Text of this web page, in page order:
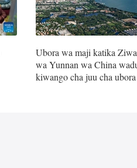
Ubora wa maji katika
wa Yunnan wa China
kiwango cha juu cha ubora